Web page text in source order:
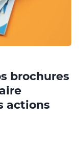
brochures
actions